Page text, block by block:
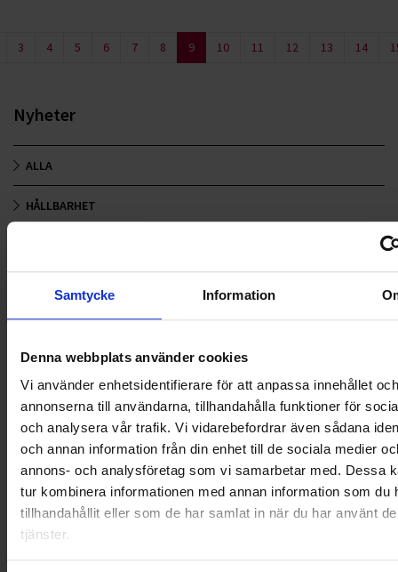
Samtycke Information
Denna webbplats använder cookies
Vi använder enhetsidentifierare för att anpassa innehållet och
annonserna till användarna, tillhandahålla funktioner för
och analysera vår trafik. Vi vidarebefordrar även sådana
och annan information från din enhet till de sociala medier
annons- och analysföretag som vi samarbetar med. Dessa
tur kombinera informationen med annan information som du
tillhandahållit eller som de har samlat in när du har använt
tjänster.
3 4 5 6 7 8 9 10 11 12 13 14
Nyheter
ALLA
HÅLLBARHET
OHLSSONS REGION SYD
OHLSSONS REGION VÄST
OHLSSONSKOLLEGOR
RENHÅLLNING
SAMARBETEN